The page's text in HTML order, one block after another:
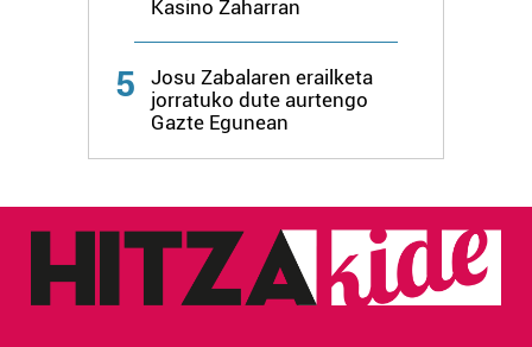
Kasino Zaharran
5
Josu Zabalaren erailketa
jorratuko dute aurtengo
Gazte Egunean